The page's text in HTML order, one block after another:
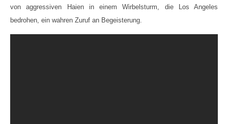
von aggressiven Haien in einem Wirbelsturm, die Los Angeles
bedrohen, ein wahren Zuruf an Begeisterung.